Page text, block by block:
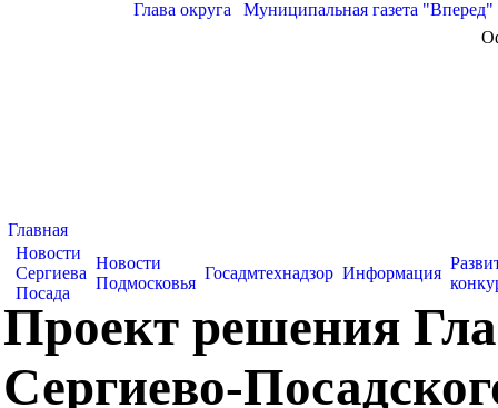
Глава округа Муниципальная газета "Вперед"
Главная
Новости
Сергиева
Посада
Новости
Подмосковья
Госадмтехнадзор Информация
Проект решения
Сергиево-